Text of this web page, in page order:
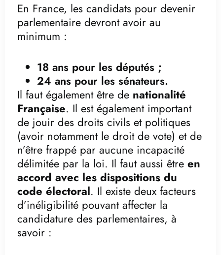
En France, les candidats pour devenir
parlementaire devront avoir au
minimum :
18 ans pour les députés ;
24 ans pour les sénateurs.
Il faut également être de nationalité
Française. Il est également important
de jouir des droits civils et politiques
(avoir notamment le droit de vote) et de
n’être frappé par aucune incapacité
délimitée par la loi. Il faut aussi être en
accord avec les dispositions du
code électoral. Il existe deux facteurs
d’inéligibilité pouvant affecter la
candidature des parlementaires, à
savoir :